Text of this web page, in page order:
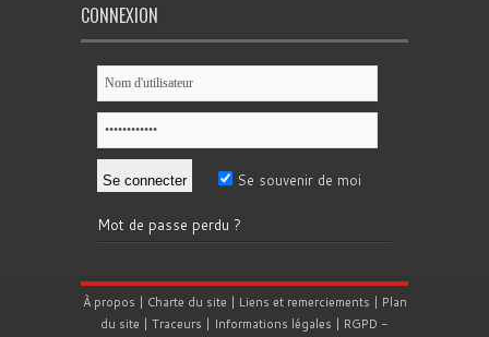
CONNEXION
Se souvenir de moi
Mot de passe perdu ?
À propos | Charte du site | Liens et remerciements | Plan
du site | Traceurs | Informations légales | RGPD -